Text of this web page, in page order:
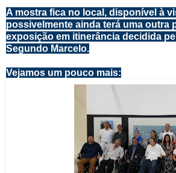
A mostra fica no local, disponível à
possivelmente ainda terá uma outra
exposição em itinerância decidida
Segundo Marcelo.
Vejamos um pouco mais: